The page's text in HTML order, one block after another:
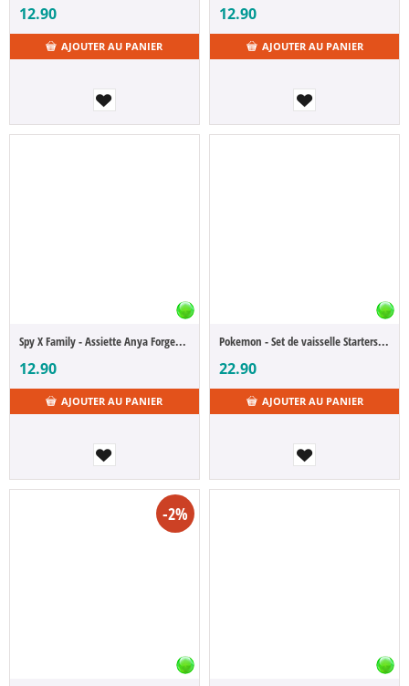
12.90
AJOUTER AU PANIER
12.90
AJOUTER AU PANIER
Spy X Family - Assiette Anya Forger (Ichibansho)
12.90
AJOUTER AU PANIER
Pokemon - Set de vaisselle Starters Sinnoh & Pikachu
22.90
AJOUTER AU PANIER
-2%